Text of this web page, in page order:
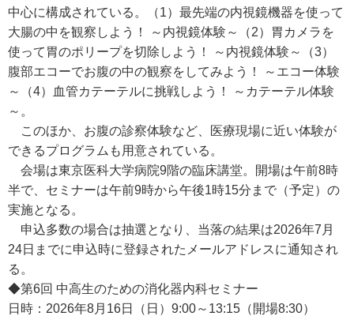
中心に構成されている。（1）最先端の内視鏡機器を使って
大腸の中を観察しよう！ ～内視鏡体験～（2）胃カメラを
使って胃のポリープを切除しよう！ ～内視鏡体験～（3）
腹部エコーでお腹の中の観察をしてみよう！ ～エコー体験
～（4）血管カテーテルに挑戦しよう！ ～カテーテル体験
～。
このほか、お腹の診察体験など、医療現場に近い体験が
できるプログラムも用意されている。
会場は東京医科大学病院9階の臨床講堂。開場は午前8時
半で、セミナーは午前9時から午後1時15分まで（予定）の
実施となる。
申込多数の場合は抽選となり、当落の結果は2026年7月
24日までに申込時に登録されたメールアドレスに通知され
る。
◆第6回 中高生のための消化器内科セミナー
日時：2026年8月16日（日）9:00～13:15（開場8:30）